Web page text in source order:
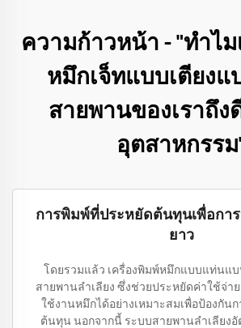
ความก้าวหน้า - "ทำไ
หมึกเจ็ทแบบเตียงแ
สายพานของเราถึง
อุตสาหกรรม
การพิมพ์ที่ประหยัดต้นทุนเพื่อกา
ยาว
โดยรวมแล้ว เครื่องพิมพ์หมึกแบบแท่นแ
สายพานลำเลียง ซึ่งช่วยประหยัดค่าใช้จ่า
ใช้งานหมึกได้อย่างเหมาะสมเพื่อป้องกัน
ต้นทุน นอกจากนี้ ระบบสายพานลำเลียง